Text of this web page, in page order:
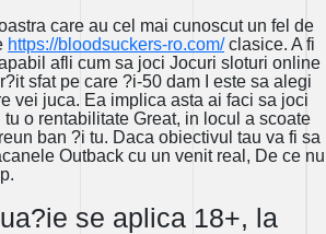
care au cel mai cunoscut un fel de
https://bloodsuckers-ro.com/clasice. A fi
afli cum sa joci Jocuri sloturi online
sfat pe care ?i-50 dam I este sa alegi
vei juca. Ea implica asta ai faci sa joci
o rentabilitate Great, in locul a scoate
ban ?i tu. Daca obiectivul tau va fi sa
Outback cu un venit real, De ce nu
se aplica 18+, la